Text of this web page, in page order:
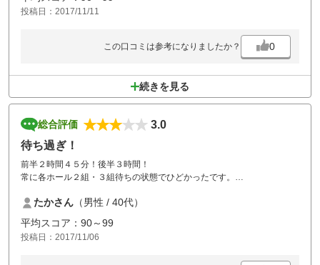
投稿日：2017/11/11
この口コミは参考になりましたか？ 0
続きを見る
総合評価
3.0
待ち過ぎ！
前半２時間４５分！後半３時間！
常に各ホール２組・３組待ちの状態でひどかったです。
たかさん （男性 / 40代）
平均スコア：90～99
投稿日：2017/11/06